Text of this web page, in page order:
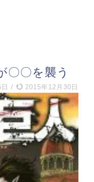
〇〇を襲う
/ 2015年12月30日